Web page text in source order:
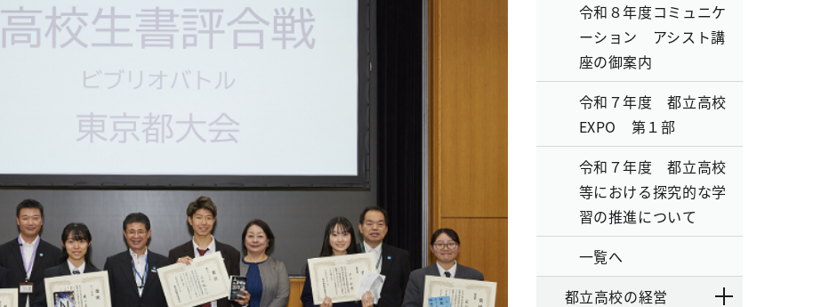
令和８年度コミュニケ
ーション アシスト講
座の御案内
令和７年度 都立高校
EXPO 第１部
令和７年度 都立高校
等における探究的な学
習の推進について
一覧へ
都立高校の経営